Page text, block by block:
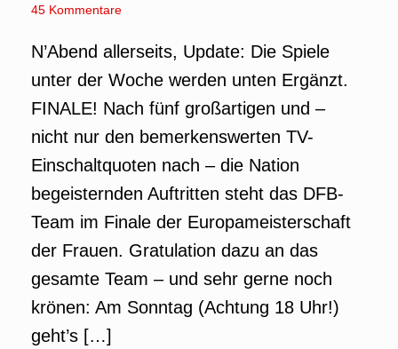
45 Kommentare
N’Abend allerseits, Update: Die Spiele
unter der Woche werden unten Ergänzt.
FINALE! Nach fünf großartigen und –
nicht nur den bemerkenswerten TV-
Einschaltquoten nach – die Nation
begeisternden Auftritten steht das DFB-
Team im Finale der Europameisterschaft
der Frauen. Gratulation dazu an das
gesamte Team – und sehr gerne noch
krönen: Am Sonntag (Achtung 18 Uhr!)
geht’s […]